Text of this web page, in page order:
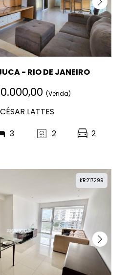
- RIO DE JANEIRO
(Venda)
LATTES
3 2 2
KR217299